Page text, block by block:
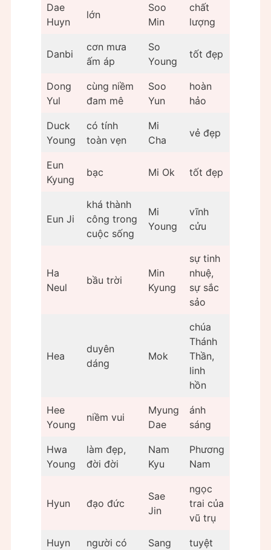
Dae
Huyn
lớn
Soo
Min
chất
lượng
Danbi
cơn mưa
ấm áp
So
Young
tốt đẹp
Dong
Yul
cùng niềm
đam mê
Soo
Yun
hoàn
hảo
Duck
Young
có tính
toàn vẹn
Mi
Cha
vẻ đẹp
Eun
Kyung
bạc Mi Ok tốt đẹp
Eun Ji
khá thành
công trong
cuộc sống
Mi
Young
vĩnh
cửu
Ha
Neul
bầu trời
Min
Kyung
sự tinh
nhuệ,
sự sắc
sảo
Hea
duyên
dáng
Mok
chúa
Thánh
Thần,
linh
hồn
Hee
Young
niềm vui
Myung
Dae
ánh
sáng
Hwa
Young
làm đẹp,
đời đời
Nam
Kyu
Phương
Nam
Hyun đạo đức
Sae
Jin
ngọc
trai của
vũ trụ
Huyn
người có
Sang
tuyệt